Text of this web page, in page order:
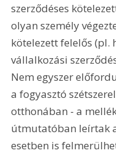
szerződéses
olyan személy
kötelezett felelős (pl.
vállalkozási
Nem egyszer
a fogyasztó
otthonában - a
útmutatóban leírtak
esetben is